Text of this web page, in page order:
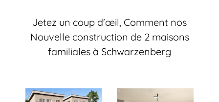
Jetez un coup d'œil, Comment nos
Nouvelle construction de 2 maisons
familiales à Schwarzenberg